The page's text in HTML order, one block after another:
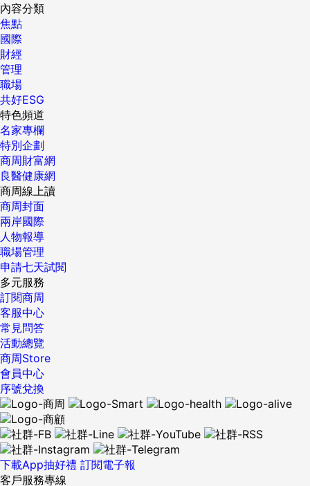
內容分類
焦點
國際
財經
管理
職場
共好ESG
特色頻道
名家專欄
特別企劃
商周財富網
良醫健康網
商周線上讀
商周封面
兩岸國際
人物報導
職場管理
申請七天試閱
多元服務
訂閱商周
客服中心
常見問答
活動總覽
商周Store
會員中心
序號兌換
下載App抽好禮 訂閱電子報
客戶服務專線